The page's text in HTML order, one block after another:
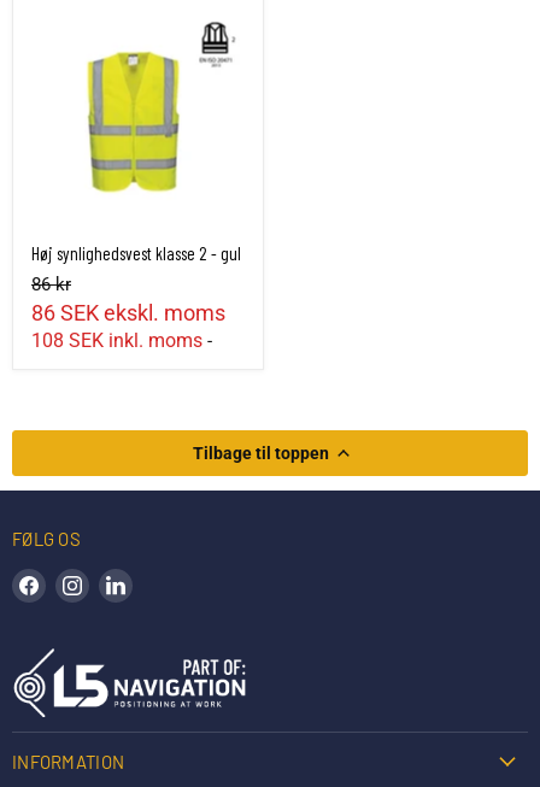
Høj synlighedsvest klasse 2 - gul
86 kr
86 SEKekskl. moms
108 SEK inkl. moms -
Tilbage til toppen
FØLG OS
Find os på Facebook
Find os på Instagram
INFORMATION